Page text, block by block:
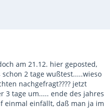
am 21.12. hier geposted,
2 tage wußtest.....wieso
nachgefragt???? jetzt
3 tage um..... ende des jahres
einmal einfällt, daß man ja im